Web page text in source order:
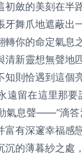
初斂的美刻在
牙舞爪地遮蔽出
轉你的命定氣息
清新靈想無聲
知則恰遇到這個
遠留在這里那
氣息聲——“滴答
富有深邃幸福感
沉的薄暮紗之處